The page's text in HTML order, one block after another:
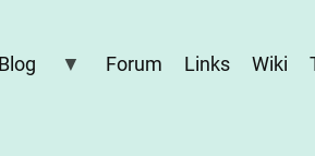
Blog Forum Links Wiki